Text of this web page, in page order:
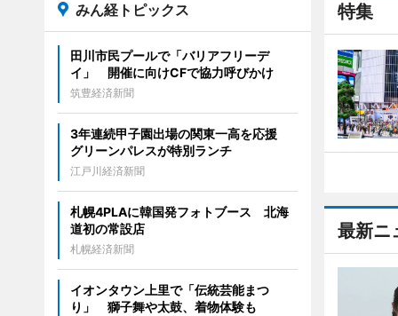
特集
最新ニ
みん経トピックス
田川市民プールで「バリアフリーデ
イ」 開催に向けCFで協力呼びかけ
筑豊経済新聞
3年連続甲子園出場の関東一高を応援
グリーンパレスが特別ランチ
江戸川経済新聞
札幌4PLAに韓国発フォトブース 北海
道初の常設店
札幌経済新聞
イオンタウン上里で「伝統芸能まつ
り」 獅子舞や太鼓、着物体験も